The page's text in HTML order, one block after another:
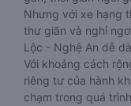
Nhưng với xe hạng
thư giãn và nghỉ
Lộc - Nghệ An dễ
Với khoảng cách
riêng tư của hành
chạm trong quá